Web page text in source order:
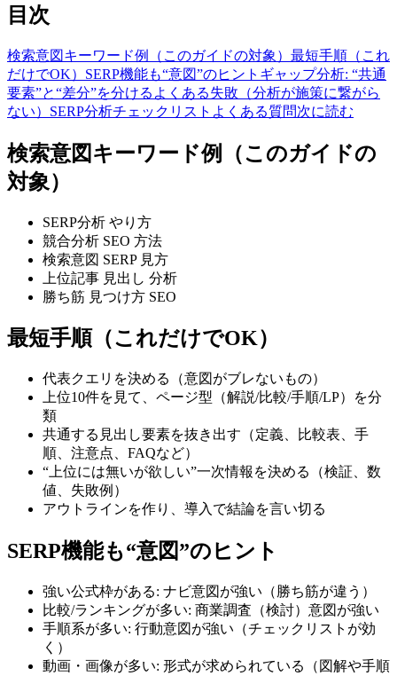
目次
検索意図キーワード例（このガイドの対象） 最短手順（これ
だけでOK） SERP機能も“意図”のヒント ギャップ分析: “共通
要素”と“差分”を分ける よくある失敗（分析が施策に繋がら
ない） SERP分析チェックリスト よくある質問次に読む
検索意図キーワード例（このガイドの
対象）
SERP分析 やり方
競合分析 SEO 方法
検索意図 SERP 見方
上位記事 見出し 分析
勝ち筋 見つけ方 SEO
最短手順（これだけでOK）
代表クエリを決める（意図がブレないもの）
上位10件を見て、ページ型（解説/比較/手順/LP）を分
類
共通する見出し要素を抜き出す（定義、比較表、手
順、注意点、FAQなど）
“上位には無いが欲しい”一次情報を決める（検証、数
値、失敗例）
アウトラインを作り、導入で結論を言い切る
SERP機能も“意図”のヒント
強い公式枠がある: ナビ意図が強い（勝ち筋が違う）
比較/ランキングが多い: 商業調査（検討）意図が強い
手順系が多い: 行動意図が強い（チェックリストが効
く）
動画・画像が多い: 形式が求められている（図解や手順